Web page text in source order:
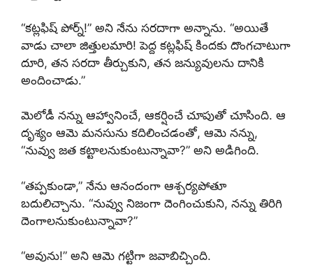
“కట్లఫిష్ పోర్న్!” అని నేను సరదాగా అన్నాను. “అయితే
వాడు చాలా జిత్తులమారి! పెద్ద కట్లఫిష్ కిందకు దొంగచాటుగా
దూరి, తన సరదా తీర్చుకుని, తన జన్యువులను దానికి
అందించాడు.”
మెలోడీ నన్ను ఆహ్వానించే, ఆకర్షించే చూపుతో చూసింది. ఆ
దృశ్యం ఆమె మనసును కదిలించడంతో, ఆమె నన్ను,
“నువ్వు జత కట్టాలనుకుంటున్నావా?” అని అడిగింది.
“తప్పకుండా,” నేను ఆనందంగా ఆశ్చర్యపోతూ
బదులిచ్చాను. “నువ్వు నిజంగా దెంగించుకుని, నన్ను తిరిగి
దెంగాలనుకుంటున్నావా?”
“అవును!” అని ఆమె గట్టిగా జవాబిచ్చింది.